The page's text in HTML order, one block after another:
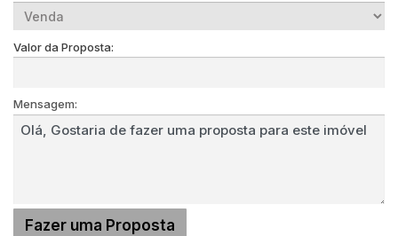
Valor da Proposta:
Mensagem: